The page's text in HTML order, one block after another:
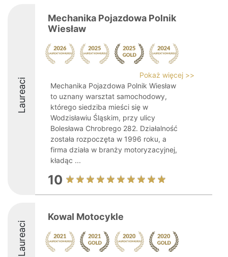
Laureaci
Mechanika Pojazdowa Polnik
Wiesław
Pokaż więcej >>
Mechanika Pojazdowa Polnik Wiesław
to uznany warsztat samochodowy,
którego siedziba mieści się w
Wodzisławiu Śląskim, przy ulicy
Bolesława Chrobrego 282. Działalność
została rozpoczęta w 1996 roku, a
firma działa w branży motoryzacyjnej,
kładąc ...
10
Laureaci
Kowal Motocykle